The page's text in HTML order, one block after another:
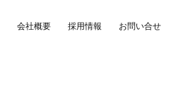
会社概要 採用情報 お問い合せ